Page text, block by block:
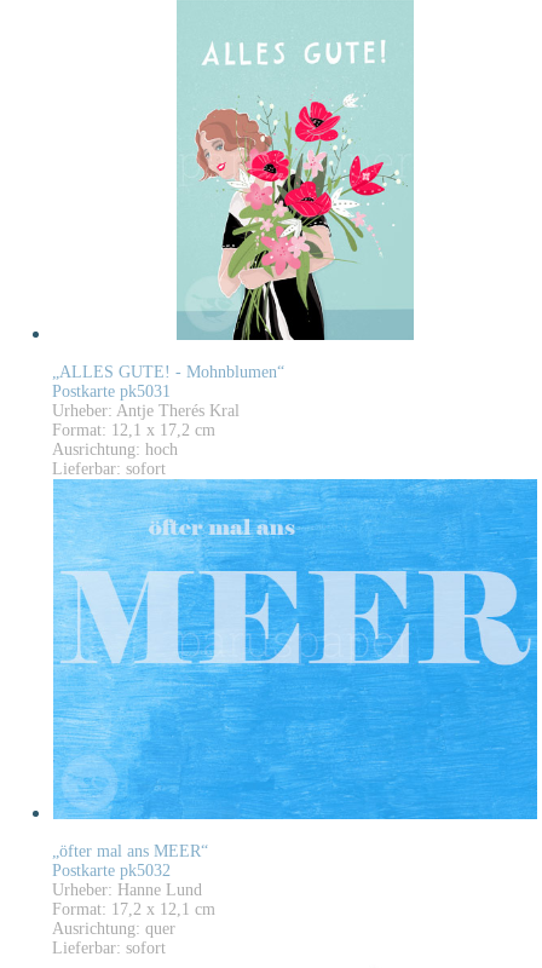
„ALLES GUTE! - Mohnblumen“
Postkarte pk5031
Urheber: Antje Therés Kral
Format: 12,1 x 17,2 cm
Ausrichtung: hoch
Lieferbar: sofort
„öfter mal ans MEER“
Postkarte pk5032
Urheber: Hanne Lund
Format: 17,2 x 12,1 cm
Ausrichtung: quer
Lieferbar: sofort